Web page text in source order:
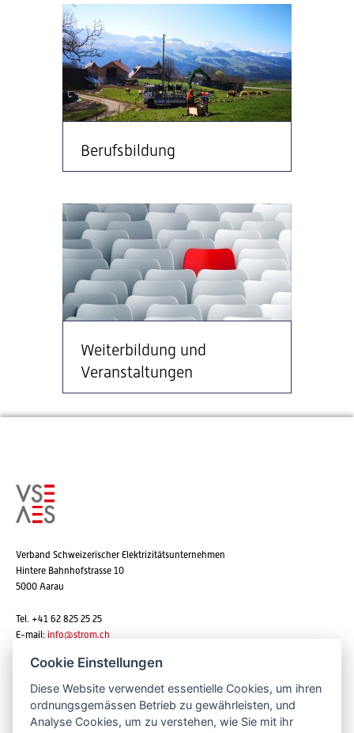
Berufsbildung
Weiterbildung und
Veranstaltungen
Verband Schweizerischer Elektrizitätsunternehmen
Hintere Bahnhofstrasse 10
5000 Aarau
Tel. +41 62 825 25 25
E-mail: info@strom.ch
Newsletter abonnieren
Cookie Einstellungen
Diese Website verwendet essentielle Cookies, um ihren
ordnungsgemässen Betrieb zu gewährleisten, und
Analyse Cookies, um zu verstehen, wie Sie mit ihr